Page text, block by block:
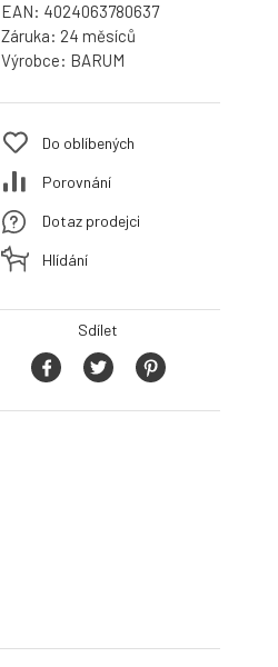
EAN: 4024063780637
Záruka: 24 měsíců
Výrobce: BARUM
Do oblíbených
Porovnání
Dotaz prodejci
Hlídání
Sdílet